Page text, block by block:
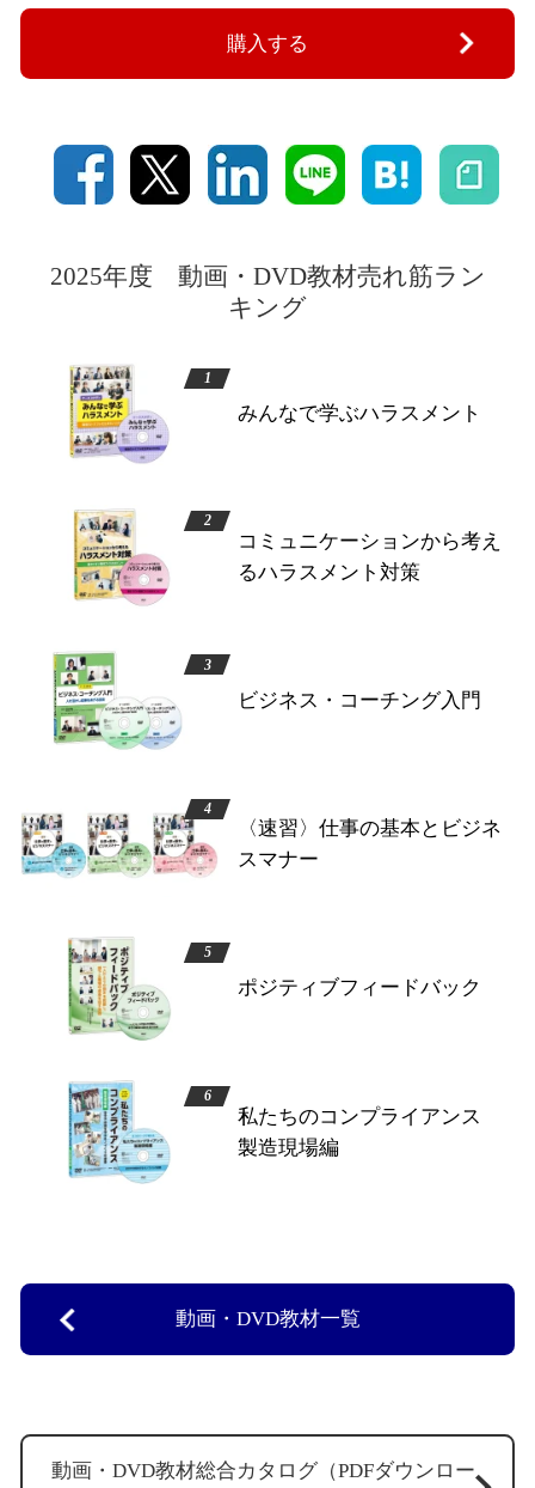
購入する
2025年度 動画・DVD教材売れ筋ラン
キング
みんなで学ぶハラスメント
コミュニケーションから考え
るハラスメント対策
ビジネス・コーチング入門
〈速習〉仕事の基本とビジネ
スマナー
ポジティブフィードバック
私たちのコンプライアンス
製造現場編
動画・DVD教材一覧
動画・DVD教材総合カタログ（PDFダウンロー